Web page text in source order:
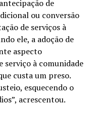
de
ou conversão
de serviços à
ele, a adoção de
aspecto
serviço à comunidade
custa um preso.
esquecendo o
acrescentou.